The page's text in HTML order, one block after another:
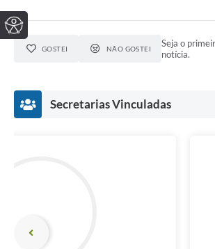
GOSTEI NÃO GOSTEI
Seja o
notícia.
Secretarias Vinculadas